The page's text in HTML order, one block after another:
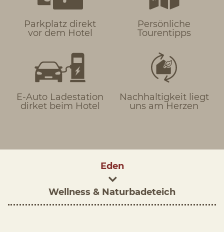
Parkplatz direkt
vor dem Hotel
Persönliche
Tourentipps
E-Auto Ladestation
dirket beim Hotel
Nachhaltigkeit liegt
uns am Herzen
Eden
Wellness & Naturbadeteich